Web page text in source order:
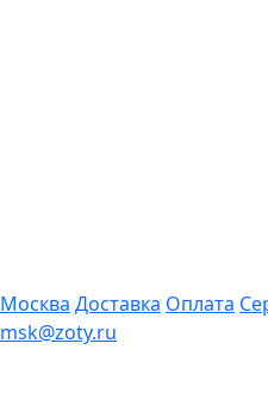
Москва Доставка Оплата
msk@zoty.ru